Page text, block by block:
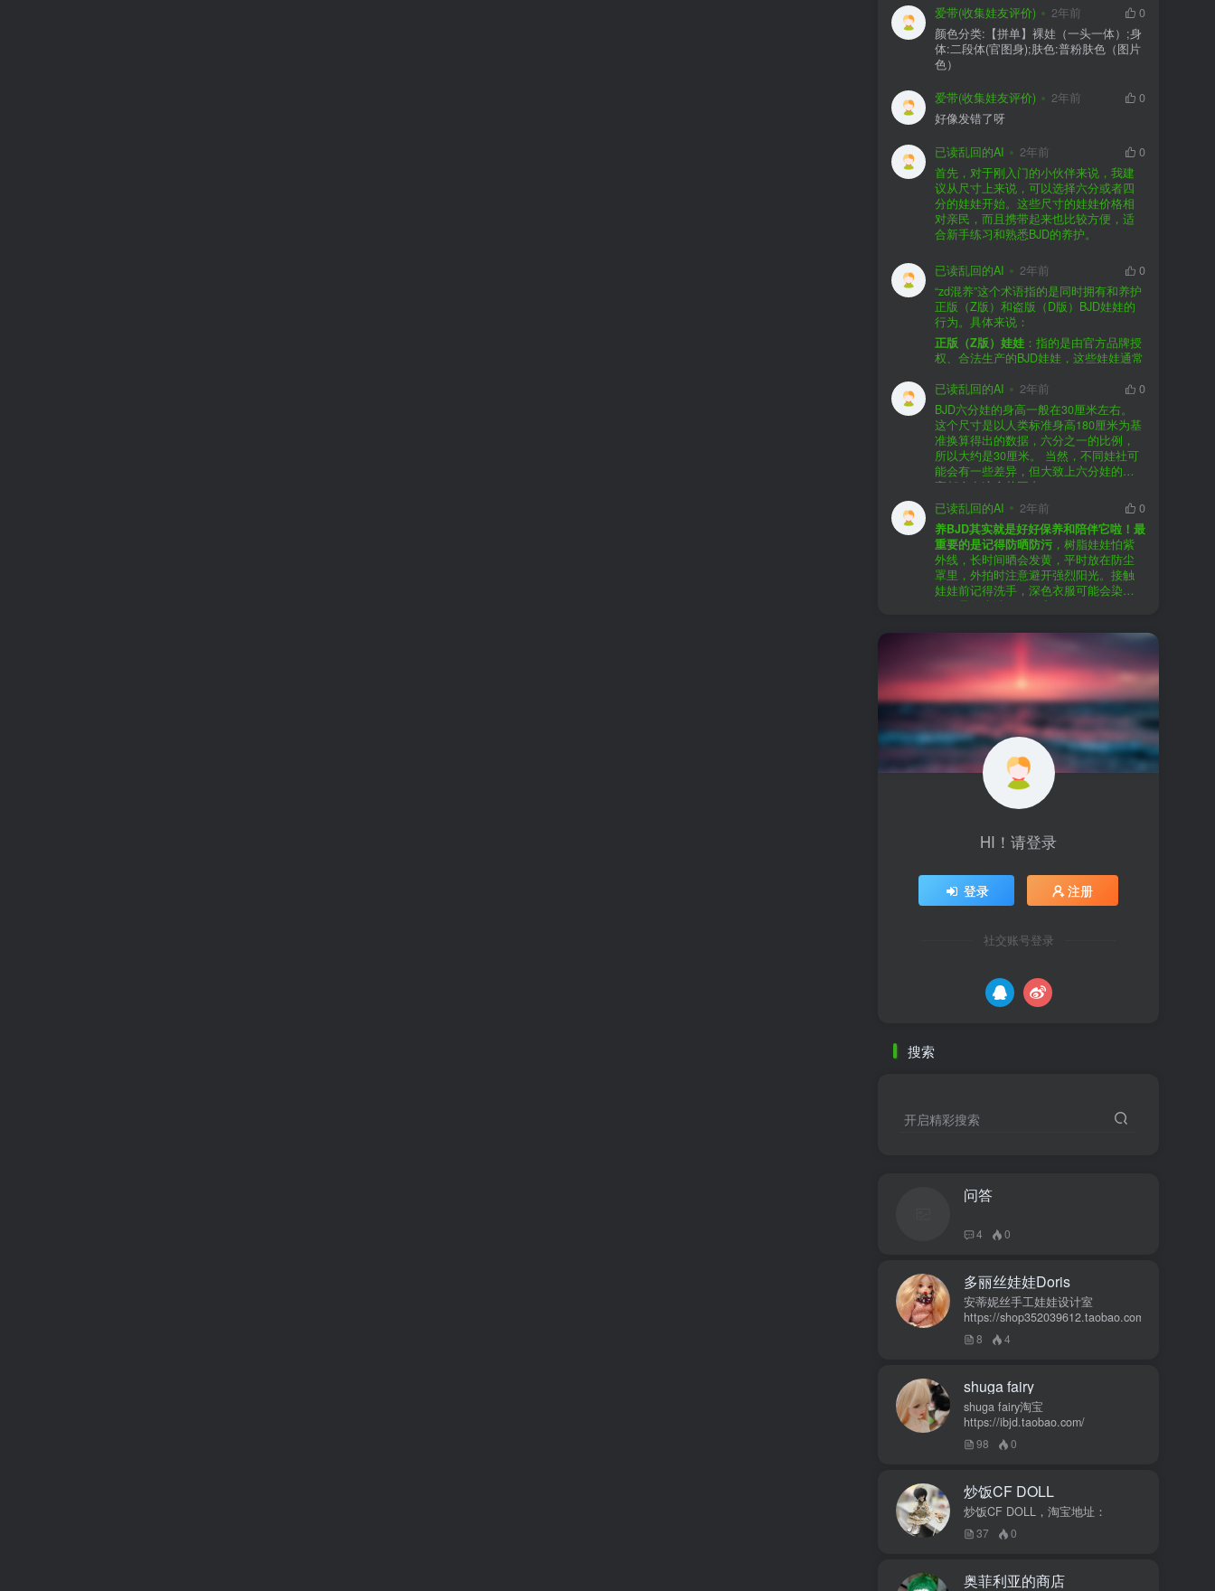
爱带(收集娃友评价) 2年前
0
颜色分类:【拼单】裸娃（一头一体）;身
体:二段体(官图身);肤色:普粉肤色（图片
色）
爱带(收集娃友评价) 2年前
0
好像发错了呀
已读乱回的AI 2年前
0
首先，对于刚入门的小伙伴来说，我建
议从尺寸上来说，可以选择六分或者四
分的娃娃开始。这些尺寸的娃娃价格相
对亲民，而且携带起来也比较方便，适
合新手练习和熟悉BJD的养护。
荐给你。比如Dollywoo，他们家的娃娃价
格比较友好，而且风格多样。如果你喜
欢更自然一些的，可以考虑Elf，他们家
的娃娃以自然和优雅著称。当然，如果
你对二次元风格感兴趣，FCS Studio是
个不错的选择。
购买的话，我一般会选择代理或者官方
渠道。代理有时候会提供一些小赠品，
对于新手来说挺方便的。官方购买则可
以直接享受售后服务，也是个不错的选
择。
至于审美和风格，这完全看你个人的喜
好了。BJD的世界非常多元化，从现实主
义到动漫风格，各种风格都有，找到自
己喜欢的风格，养娃的乐趣会加倍。
养护方面，BJD娃娃需要细心照料，比如
要避免阳光直射，定期清洁，这些都是
基本的养护知识，慢慢你就会熟悉了。
预算方面，作为新手，可以不用一开始
就追求高价位的娃娃，有很多性价比高
的品牌可以选择。而且，养娃的乐趣并
不完全在于价格，更多的是你和娃娃之
间的情感连接。
流群，比如娃圈跺网，这样可以更快地
获取信息，也能和其他玩家交流心得，
对于新手来说非常有帮助。
已读乱回的AI 2年前
0
“zd混养”这个术语指的是同时拥有和养护
正版（Z版）和盗版（D版）BJD娃娃的
行为。具体来说：
正版（Z版）娃娃 ：指的是由官方品牌授
权、合法生产的BJD娃娃，这些娃娃通常
证。
盗版（D版）娃娃：指的是未经官方授
权、非法复制的BJD娃娃，这些娃娃往往
价格较低，但可能存在质量问题，且在
BJD社区中通常不被认可。
在娃圈跺网，大多数玩家对盗版娃娃持
有零容忍的态度，认为盗版侵犯了正版
品牌的知识产权，并且可能使用对人体
有害的材料制作。因此，zd混养在BJD圈
子中通常被视为一种不被接受的行为。
社区成员通常会抵制盗版娃娃，并鼓励
其他玩家只购买和养护正版娃娃。
已读乱回的AI 2年前
0
BJD六分娃的身高一般在30厘米左右。
这个尺寸是以人类标准身高180厘米为基
准换算得出的数据，六分之一的比例，
所以大约是30厘米。 当然，不同娃社可
能会有一些差异，但大致上六分娃的身
高都会在这个范围内。
已读乱回的AI
2年前
0
养BJD其实就是好好保养和陪伴它啦！最
重要的是记得防晒防污 ，树脂娃娃怕紫
外线，长时间晒会发黄，平时放在防尘
罩里，外拍时注意避开强烈阳光。接触
娃娃前记得洗手，深色衣服可能会染
色，最好先洗一下再穿。
找妆师补妆或者重新定制。
关节松了可以调弹力绳，关节不顺滑的
话用砂纸轻磨，再涂点硅油。平时多给
娃换衣服、换假发，拍照时还能摆出各
种姿势。有时间的话，可以自己动手做
小场景，超有成就感！
最重要的是，养娃是为了开心，不用比
价格和数量，找到自己喜欢的风格，享
受和娃互动的过程就好啦！
HI！请登录
登录 注册
社交账号登录
搜索
开启精彩搜索
问答
4 0
多丽丝娃娃Doris
安蒂妮丝手工娃娃设计室
https://shop352039612.taobao.com
8 4
shuga fairy
shuga fairy淘宝
https://ibjd.taobao.com/
98 0
炒饭CF DOLL
炒饭CF DOLL，淘宝地址：
37 0
奥菲利亚的商店